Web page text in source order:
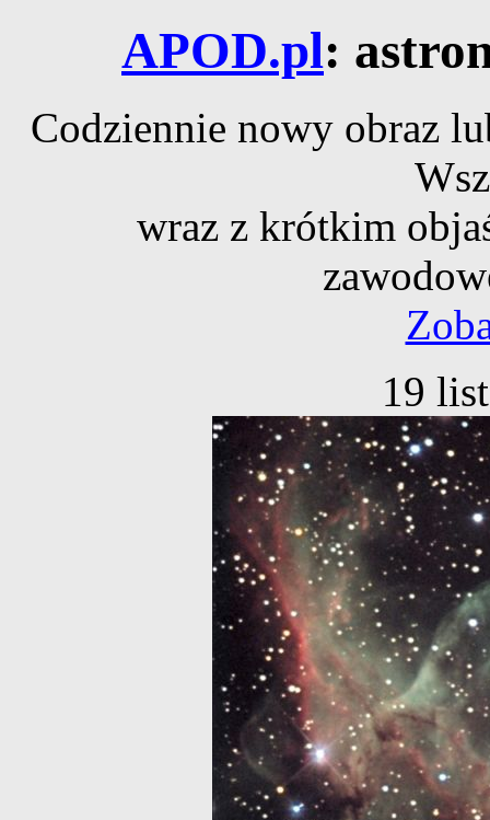
APOD.pl:
Codziennie nowy obraz
wraz z krótkim
19